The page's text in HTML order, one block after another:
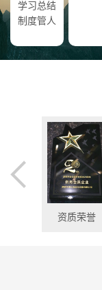
学习总结
制度管人
资质荣誉